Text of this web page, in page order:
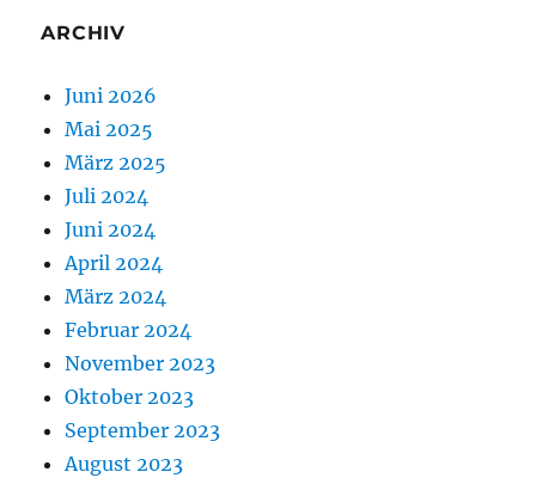
ARCHIV
Juni 2026
Mai 2025
März 2025
Juli 2024
Juni 2024
April 2024
März 2024
Februar 2024
November 2023
Oktober 2023
September 2023
August 2023